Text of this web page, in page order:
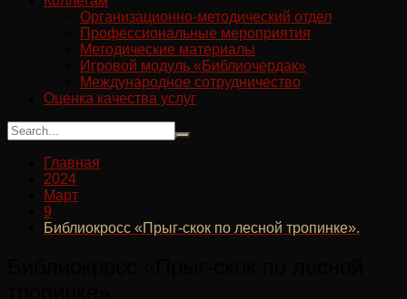
Организационно-методический отдел
Профессиональные мероприятия
Методические материалы
Игровой модуль «Библиочердак»
Международное сотрудничество
Оценка качества услуг
Главная
2024
Март
9
Библиокросс «Прыг-скок по лесной тропинке».